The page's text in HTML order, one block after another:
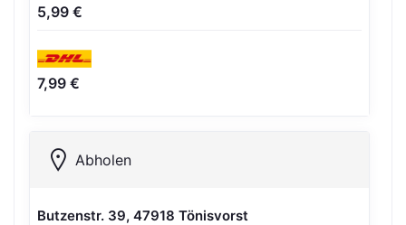
5,99 €
7,99 €
Abholen
Butzenstr. 39, 47918 Tönisvorst